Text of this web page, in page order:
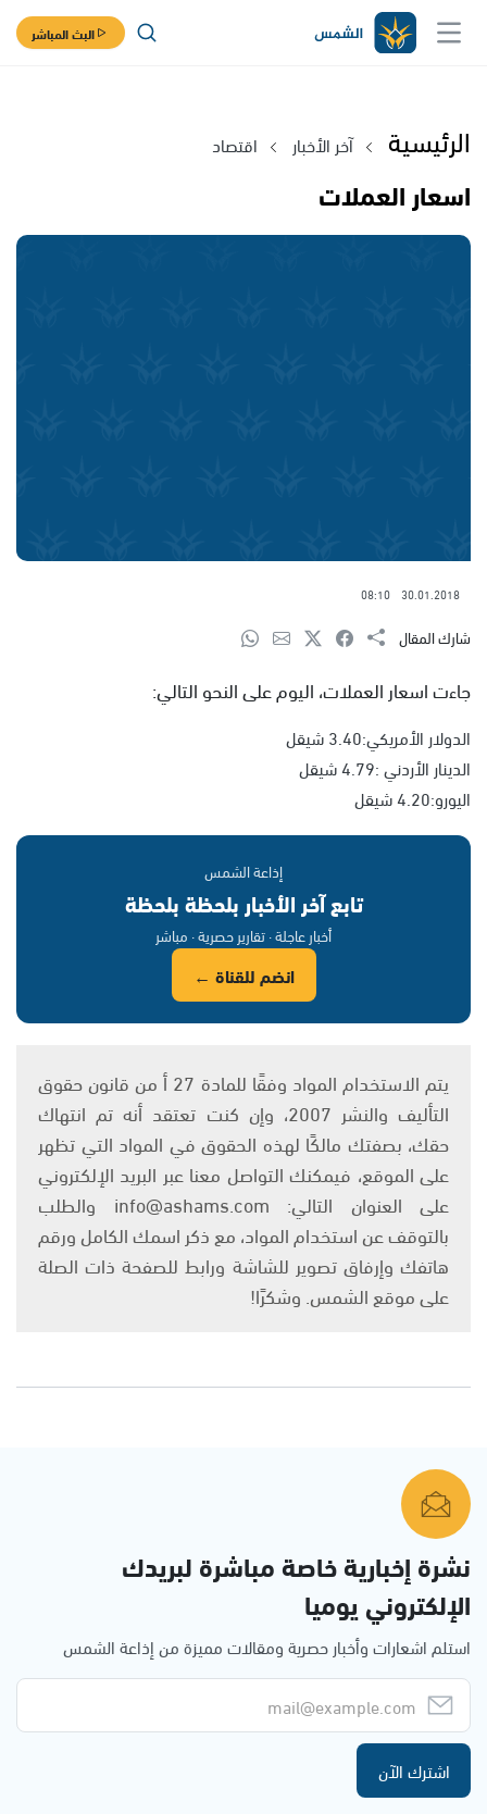
البث المباشر
الرئيسية آخر الأخبار اقتصاد
اسعار العملات
30.01.2018
08:10
شارك المقال
جاءت اسعار العملات، اليوم على النحو التالي:
الدولار الأمريكي:3.40 شيقل
الدينار الأردني :4.79 شيقل
اليورو:4.20 شيقل
إذاعة الشمس
تابع آخر الأخبار بلحظة بلحظة
أخبار عاجلة · تقارير حصرية · مباشر
انضم للقناة ←
يتم الاستخدام المواد وفقًا للمادة 27 أ من قانون حقوق
التأليف والنشر 2007، وإن كنت تعتقد أنه تم انتهاك
حقك، بصفتك مالكًا لهذه الحقوق في المواد التي تظهر
على الموقع، فيمكنك التواصل معنا عبر البريد الإلكتروني
على العنوان التالي: info@ashams.com والطلب
بالتوقف عن استخدام المواد، مع ذكر اسمك الكامل ورقم
هاتفك وإرفاق تصوير للشاشة ورابط للصفحة ذات الصلة
على موقع الشمس. وشكرًا!
نشرة إخبارية خاصة مباشرة لبريدك
الإلكتروني يوميا
استلم اشعارات وأخبار حصرية ومقالات مميزة من إذاعة الشمس
اشترك الآن